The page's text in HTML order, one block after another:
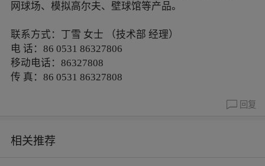
网球场、模拟高尔夫、壁球馆等产品。
联系方式：丁雪 女士 （技术部 经理）
电 话：86 0531 86327806
移动电话：86327808
传 真：86 0531 86327808
回复
相关推荐